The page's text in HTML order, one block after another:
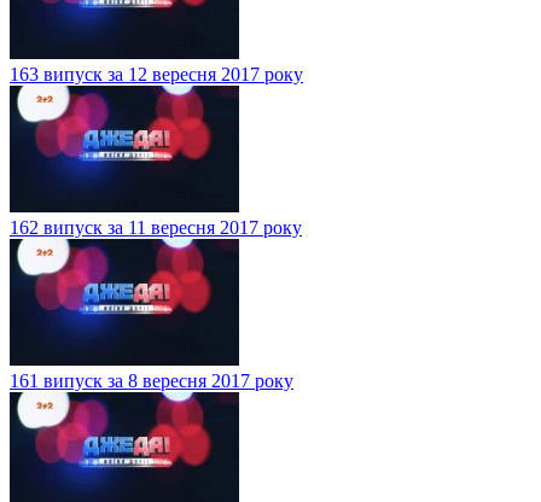
163 випуск за 12 вересня 2017 року
162 випуск за 11 вересня 2017 року
161 випуск за 8 вересня 2017 року